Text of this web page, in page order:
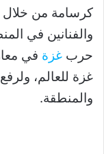
كرسامة من خلال
والفنانين في
حرب غزة في
غزة للعالم،
والمنطقة.